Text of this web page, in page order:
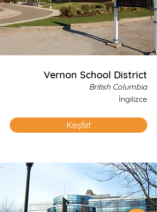
Vernon School District
British Columbia
İngilizce
Keşfet